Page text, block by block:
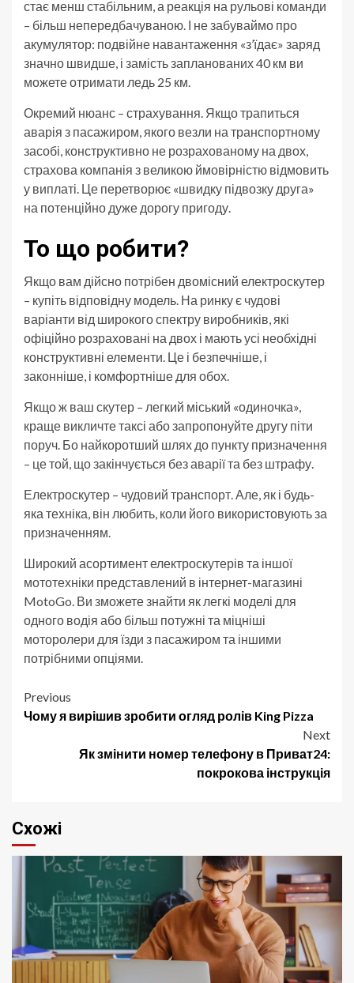
стає менш стабільним, а реакція на рульові команди
– більш непередбачуваною. І не забуваймо про
акумулятор: подвійне навантаження «з’їдає» заряд
значно швидше, і замість запланованих 40 км ви
можете отримати ледь 25 км.
Окремий нюанс – страхування. Якщо трапиться
аварія з пасажиром, якого везли на транспортному
засобі, конструктивно не розрахованому на двох,
страхова компанія з великою ймовірністю відмовить
у виплаті. Це перетворює «швидку підвозку друга»
на потенційно дуже дорогу пригоду.
То що робити?
Якщо вам дійсно потрібен двомісний електроскутер
– купіть відповідну модель. На ринку є чудові
варіанти від широкого спектру виробників, які
офіційно розраховані на двох і мають усі необхідні
конструктивні елементи. Це і безпечніше, і
законніше, і комфортніше для обох.
Якщо ж ваш скутер – легкий міський «одиночка»,
краще викличте таксі або запропонуйте другу піти
поруч. Бо найкоротший шлях до пункту призначення
– це той, що закінчується без аварії та без штрафу.
Електроскутер – чудовий транспорт. Але, як і будь-
яка техніка, він любить, коли його використовують за
призначенням.
Широкий асортимент електроскутерів та іншої
мототехніки представлений в інтернет-магазині
MotoGo. Ви зможете знайти як легкі моделі для
одного водія або більш потужні та міцніші
моторолери для їзди з пасажиром та іншими
потрібними опціями.
Post
Previous
Чому я вирішив зробити огляд ролів King Pizza
Next
Як змінити номер телефону в Приват24:
покрокова інструкція
Схожі